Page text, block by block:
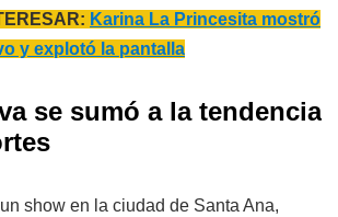
Karina La Princesita mostró
y explotó la pantalla
se sumó a la tendencia
show en la ciudad de Santa Ana,